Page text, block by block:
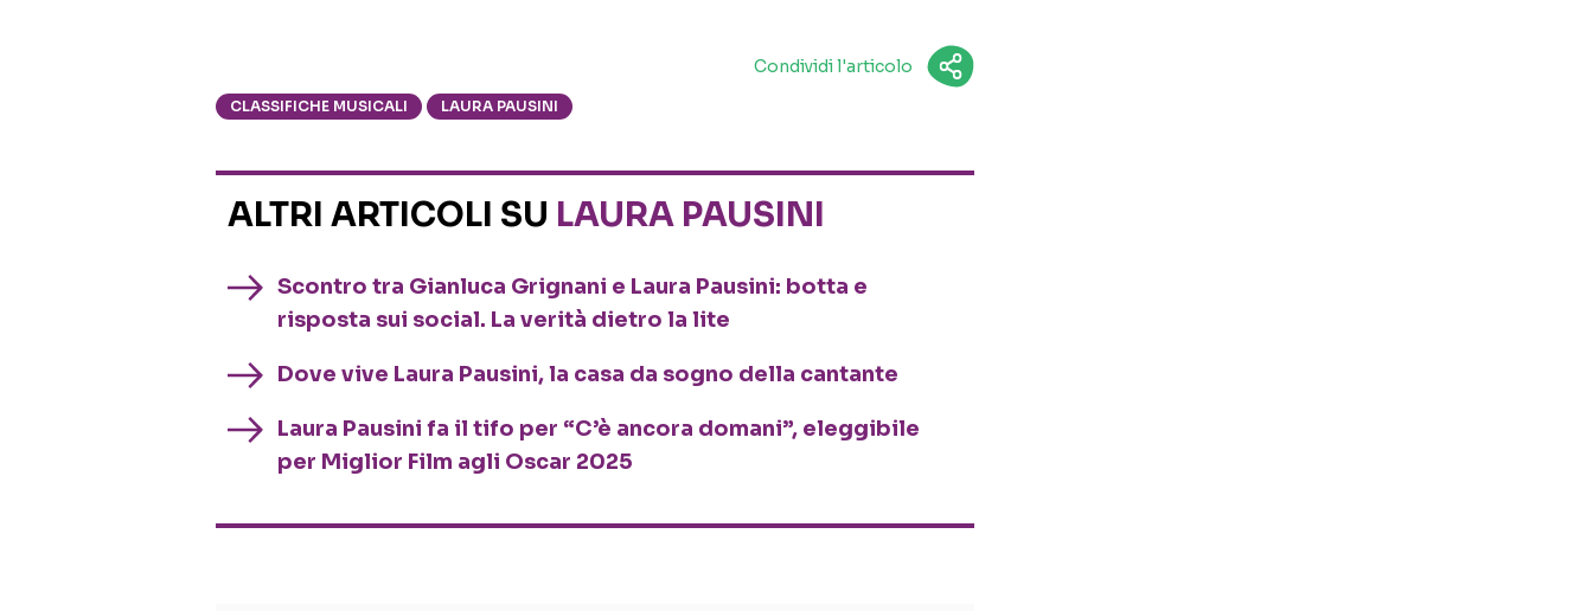
Condividi l'articolo
CLASSIFICHE MUSICALI LAURA PAUSINI
ALTRI ARTICOLI SU LAURA PAUSINI
Scontro tra Gianluca Grignani e Laura Pausini: botta e
risposta sui social. La verità dietro la lite
Dove vive Laura Pausini, la casa da sogno della cantante
Laura Pausini fa il tifo per “C’è ancora domani”, eleggibile
per Miglior Film agli Oscar 2025